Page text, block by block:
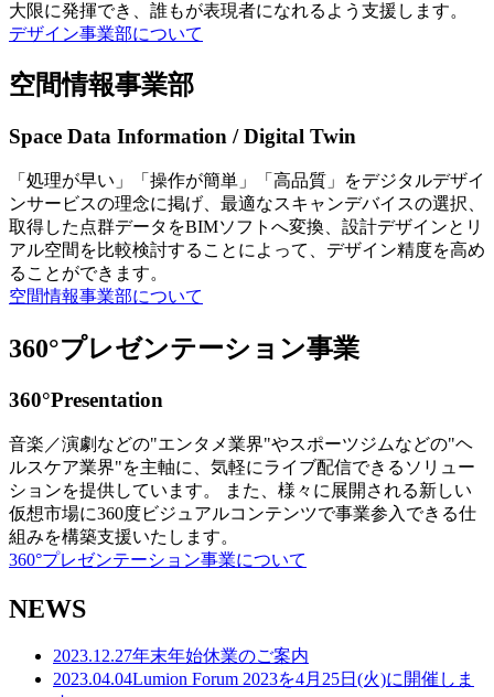
大限に発揮でき、誰もが表現者になれるよう支援します。
デザイン事業部について
空間情報事業部
Space Data Information / Digital Twin
「処理が早い」「操作が簡単」「高品質」をデジタルデザイ
ンサービスの理念に掲げ、最適なスキャンデバイスの選択、
取得した点群データをBIMソフトへ変換、設計デザインとリ
アル空間を比較検討することによって、デザイン精度を高め
ることができます。
空間情報事業部について
360°プレゼンテーション事業
360°Presentation
音楽／演劇などの"エンタメ業界"やスポーツジムなどの"ヘ
ルスケア業界"を主軸に、気軽にライブ配信できるソリュー
ションを提供しています。 また、様々に展開される新しい
仮想市場に360度ビジュアルコンテンツで事業参入できる仕
組みを構築支援いたします。
360°プレゼンテーション事業について
NEWS
2023.12.27年末年始休業のご案内
2023.04.04Lumion Forum 2023を4月25日(火)に開催しま